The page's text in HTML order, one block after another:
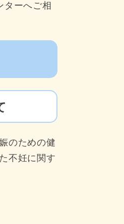
ーへご相
のための健
不妊に関す